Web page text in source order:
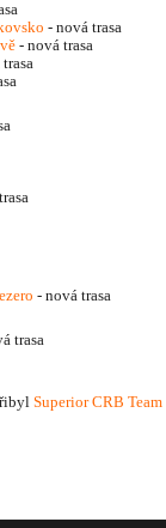
- nová trasa
- nová trasa
- nová trasa
trasa
Superior CRB Team